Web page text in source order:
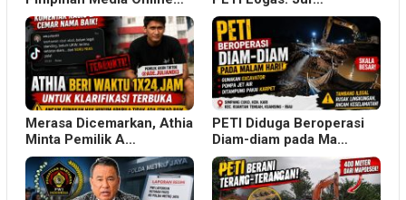
Merasa Dicemarkan, Athia
Minta Pemilik A…
PETI Diduga Beroperasi
Diam-diam pada Ma…